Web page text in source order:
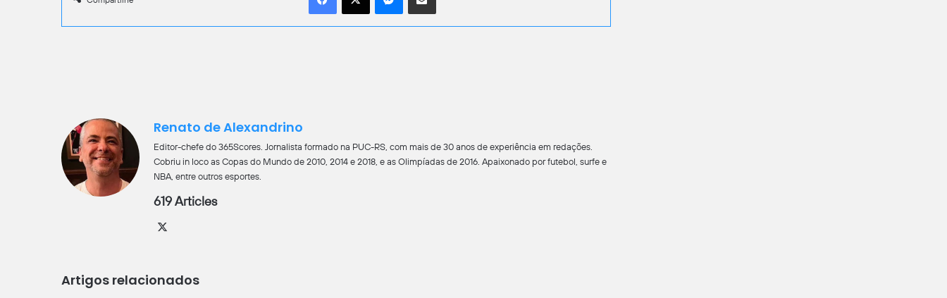
Renato de Alexandrino
Editor-chefe do 365Scores. Jornalista formado na PUC-RS, com mais de 30 anos de experiência em redações.
Cobriu in loco as Copas do Mundo de 2010, 2014 e 2018, e as Olimpíadas de 2016. Apaixonado por futebol, surfe e
NBA, entre outros esportes.
619 Articles
Artigos relacionados